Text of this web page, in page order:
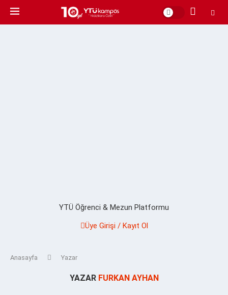
YTÜ Öğrenci & Mezun Platformu
Üye Girişi / Kayıt Ol
Anasayfa Yazar
YAZAR FURKAN AYHAN